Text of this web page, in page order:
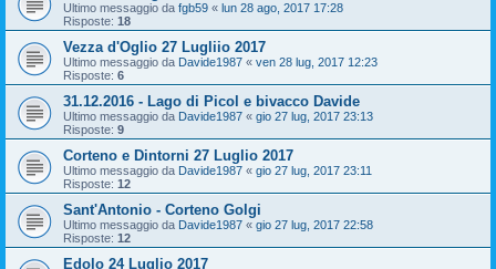
Ultimo messaggio da fgb59 « lun 28 ago, 2017 17:28
Risposte: 18
Vezza d'Oglio 27 Lugliio 2017
Ultimo messaggio da Davide1987 « ven 28 lug, 2017 12:23
Risposte: 6
31.12.2016 - Lago di Picol e bivacco Davide
Ultimo messaggio da Davide1987 « gio 27 lug, 2017 23:13
Risposte: 9
Corteno e Dintorni 27 Luglio 2017
Ultimo messaggio da Davide1987 « gio 27 lug, 2017 23:11
Risposte: 12
Sant'Antonio - Corteno Golgi
Ultimo messaggio da Davide1987 « gio 27 lug, 2017 22:58
Risposte: 12
Edolo 24 Luglio 2017